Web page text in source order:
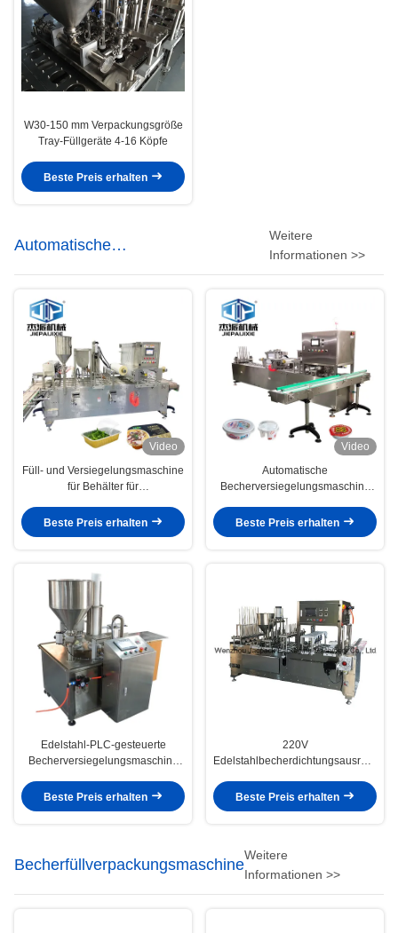
W30-150 mm Verpackungsgröße
Tray-Füllgeräte 4-16 Köpfe
Beste Preis erhalten
Automatische
Becherversiegelungsmaschine
Weitere
Informationen >>
Video
Füll- und Versiegelungsmaschine
für Behälter für
Beste Preis erhalten
Video
Automatische
Becherversiegelungsmaschine
PLC-Steuerung Edelstahl 2,0 kW
Beste Preis erhalten
Edelstahl-PLC-gesteuerte
Becherversiegelungsmaschine
Watt Leistung
Beste Preis erhalten
220V
Edelstahlbecherdichtungsausrüstung
Becher/min
Beste Preis erhalten
Becherfüllverpackungsmaschine
Weitere
Informationen >>